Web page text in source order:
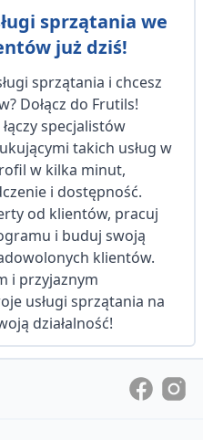
sprzątania we
już dziś!
sprzątania i chcesz
Dołącz do Frutils!
specjalistów
takich usług w
w kilka minut,
i dostępność.
od klientów, pracuj
i buduj swoją
klientów.
i przyjaznym
usługi sprzątania na
działalność!